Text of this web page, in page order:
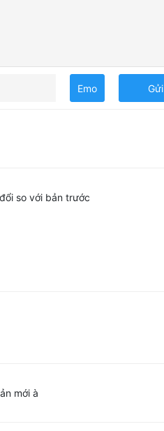
Emo Gửi
so với bản trước
mới à